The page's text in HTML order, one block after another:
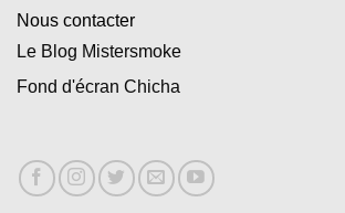
Nous contacter
Le Blog Mistersmoke
Fond d'écran Chicha